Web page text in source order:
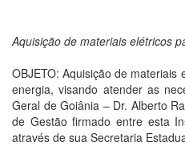
Aquisição de materiais elétricos
OBJETO: Aquisição de
energia, visando atender as
Geral de Goiânia – Dr. Alberto
de Gestão firmado entre esta
através de sua Secretaria